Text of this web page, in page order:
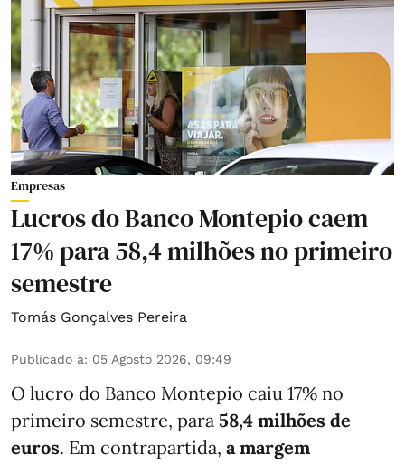
Empresas
Lucros do Banco Montepio caem
17% para 58,4 milhões no primeiro
semestre
Tomás Gonçalves Pereira
Publicado a: 05 Agosto 2026, 09:49
O lucro do Banco Montepio caiu 17% no
primeiro semestre, para 58,4 milhões de
euros. Em contrapartida, a margem